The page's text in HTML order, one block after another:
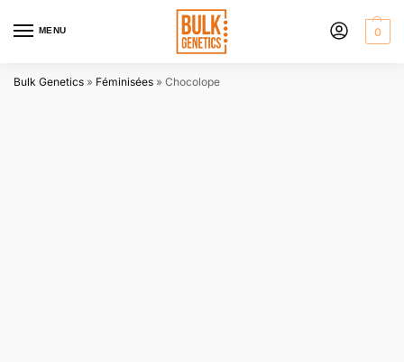
MENU 0
Bulk Genetics » Féminisées » Chocolope